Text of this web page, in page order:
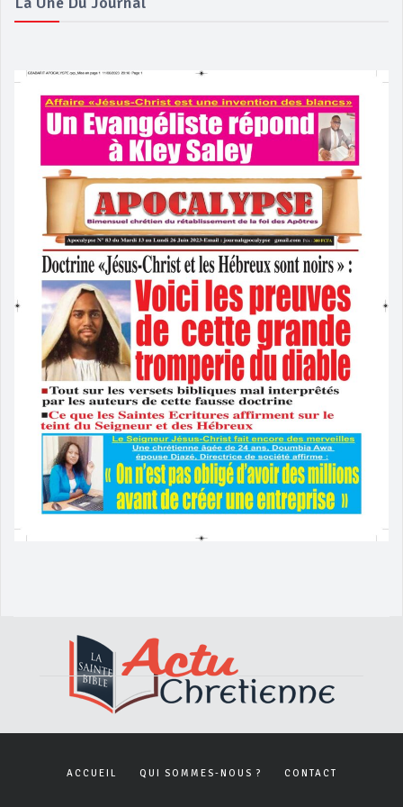
ACCUEIL QUI SOMMES-NOUS ? CONTACT